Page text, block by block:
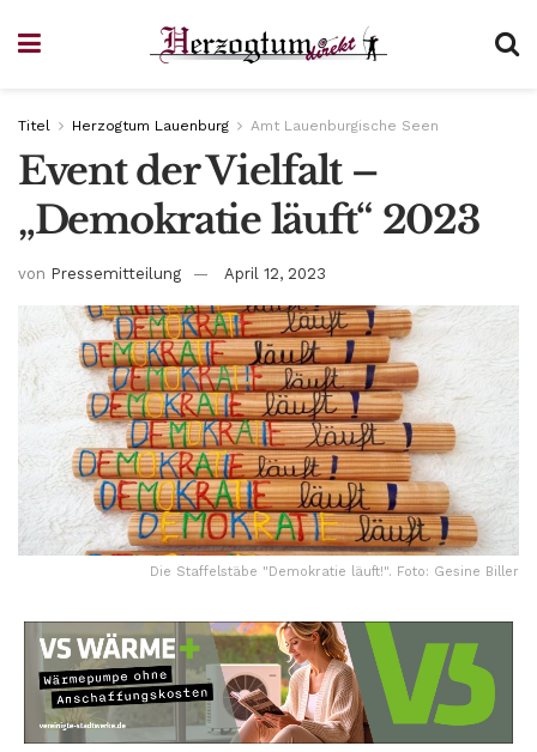
Titel Herzogtum Lauenburg Amt Lauenburgische Seen
Event der Vielfalt –
„Demokratie läuft“ 2023
von Pressemitteilung April 12, 2023
Die Staffelstäbe "Demokratie läuft!". Foto: Gesine Biller